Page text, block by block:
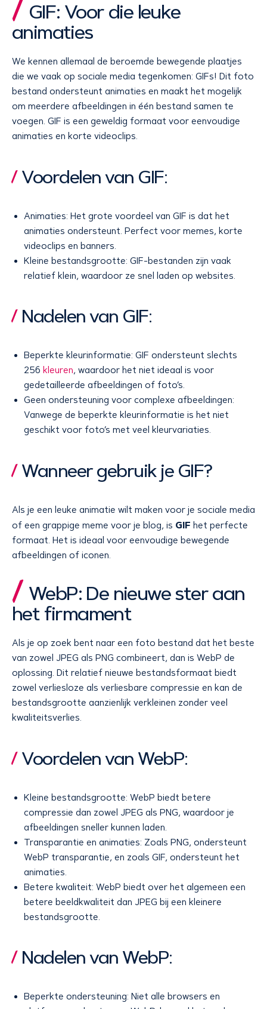
GIF: Voor die leuke
animaties
We kennen allemaal de beroemde bewegende plaatjes
die we vaak op sociale media tegenkomen: GIFs! Dit foto
bestand ondersteunt animaties en maakt het mogelijk
om meerdere afbeeldingen in één bestand samen te
voegen. GIF is een geweldig formaat voor eenvoudige
animaties en korte videoclips.
Voordelen van GIF:
Animaties: Het grote voordeel van GIF is dat het
animaties ondersteunt. Perfect voor memes, korte
videoclips en banners.
Kleine bestandsgrootte: GIF-bestanden zijn vaak
relatief klein, waardoor ze snel laden op websites.
Nadelen van GIF:
Beperkte kleurinformatie: GIF ondersteunt slechts
256 kleuren, waardoor het niet ideaal is voor
gedetailleerde afbeeldingen of foto’s.
Geen ondersteuning voor complexe afbeeldingen:
Vanwege de beperkte kleurinformatie is het niet
geschikt voor foto’s met veel kleurvariaties.
Wanneer gebruik je GIF?
Als je een leuke animatie wilt maken voor je sociale media
of een grappige meme voor je blog, is GIF het perfecte
formaat. Het is ideaal voor eenvoudige bewegende
afbeeldingen of iconen.
WebP: De nieuwe ster aan
het firmament
Als je op zoek bent naar een foto bestand dat het beste
van zowel JPEG als PNG combineert, dan is WebP de
oplossing. Dit relatief nieuwe bestandsformaat biedt
zowel verliesloze als verliesbare compressie en kan de
bestandsgrootte aanzienlijk verkleinen zonder veel
kwaliteitsverlies.
Voordelen van WebP:
Kleine bestandsgrootte: WebP biedt betere
compressie dan zowel JPEG als PNG, waardoor je
afbeeldingen sneller kunnen laden.
Transparantie en animaties: Zoals PNG, ondersteunt
WebP transparantie, en zoals GIF, ondersteunt het
animaties.
Betere kwaliteit: WebP biedt over het algemeen een
betere beeldkwaliteit dan JPEG bij een kleinere
bestandsgrootte.
Nadelen van WebP:
Beperkte ondersteuning: Niet alle browsers en